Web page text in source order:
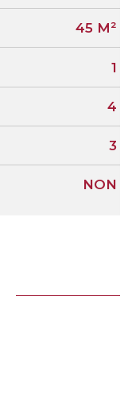
45 M²
1
4
3
NON